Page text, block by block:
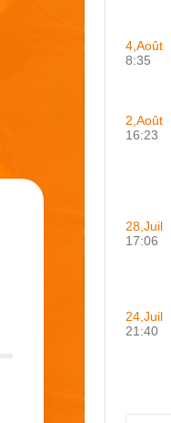
4,Août
8:35
2,Août
16:23
28,Juil
17:06
24,Juil
21:40